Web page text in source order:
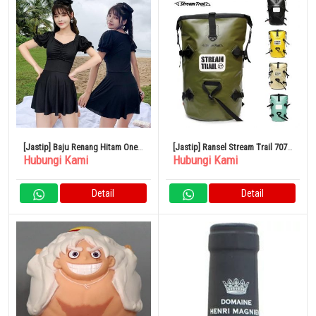
[Jastip] Baju Renang Hitam One
Piece Rok Ruffle
Hubungi Kami
Detail
[Jastip] Ransel Stream Trail 7070
DryTank D2 60L
Hubungi Kami
Detail